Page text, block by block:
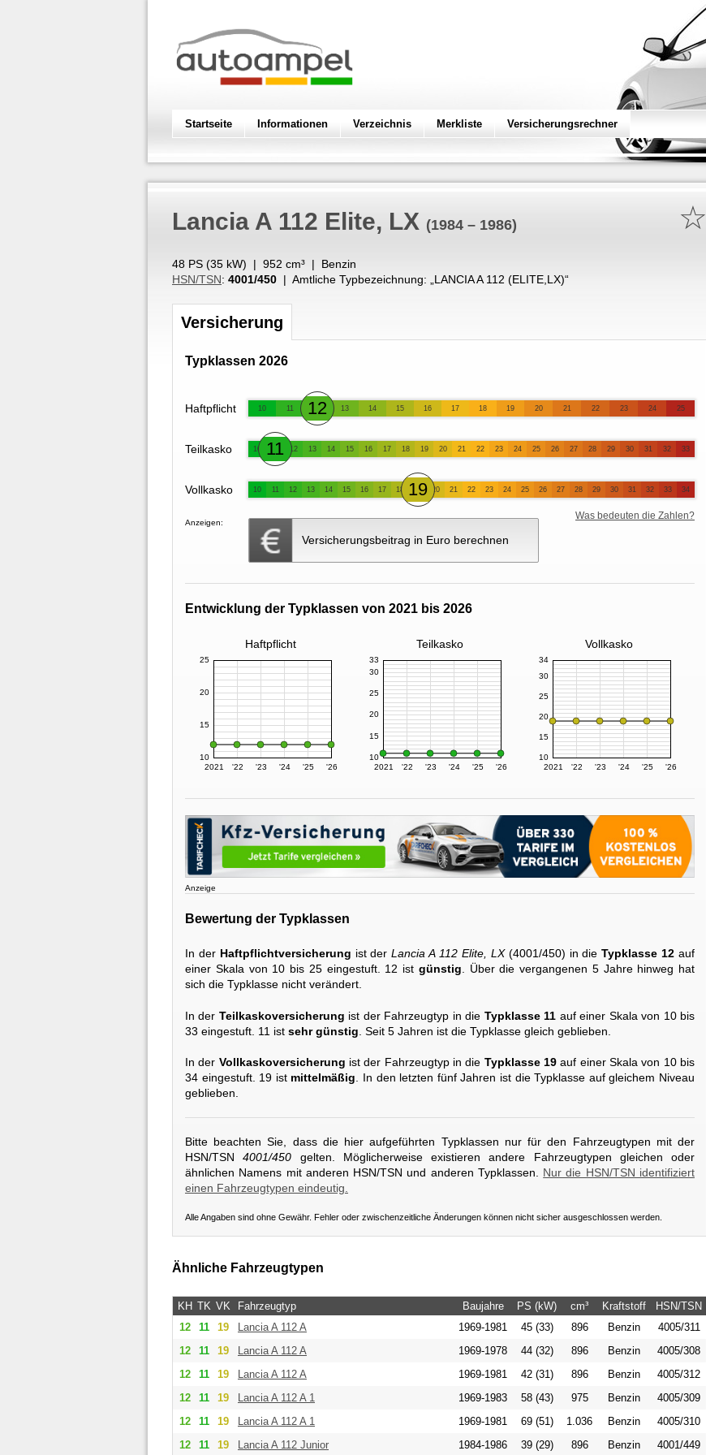
Startseite Informationen Verzeichnis Merkliste Versicherungsrechner
☆
Lancia A 112 Elite, LX (1984 – 1986)
48 PS (35 kW) | 952 cm³ | Benzin
HSN/TSN: 4001/450 | Amtliche Typbezeichnung: „ LANCIA A 112 (ELITE,LX)“
Versicherung
Typklassen 2026
Haftpflicht 10 11 12 13 14 15 16 17 18 19 20 21 22 23 24 25
Teilkasko 10 11 12 13 14 15 16 17 18 19 20 21 22 23 24 25 26 27 28 29 30 31 32 33
Vollkasko 10 11 12 13 14 15 16 17 18 19 20 21 22 23 24 25 26 27 28 29 30 31 32 33 34
Anzeigen:
Versicherungsbeitrag in Euro berechnen
Was bedeuten die Zahlen?
Entwicklung der Typklassen von 2021 bis 2026
Haftpflicht Teilkasko Vollkasko
2021 '22 '23 '24 '25 '26
10
15
20
25
2021 '22 '23 '24 '25 '26
10
15
20
25
30
33
2021 '22 '23 '24 '25 '26
10
15
20
25
30
34
Anzeige
Bewertung der Typklassen
In der Haftpflichtversicherung ist derLancia A 112 Elite, LX(4001/450) in dieTypklasse 12 auf
einer Skala von 10 bis 25 eingestuft. 12 ist günstig . Über die vergangenen 5 Jahre hinweg hat
sich die Typklasse nicht verändert.
In der Teilkaskoversicherung ist der Fahrzeugtyp in die Typklasse 11 auf einer Skala von 10 bis
33 eingestuft. 11 ist sehr günstig . Seit 5 Jahren ist die Typklasse gleich geblieben.
In der Vollkaskoversicherung ist der Fahrzeugtyp in die Typklasse 19 auf einer Skala von 10 bis
34 eingestuft. 19 ist mittelmäßig. In den letzten fünf Jahren ist die Typklasse auf gleichem Niveau
geblieben.
Bitte beachten Sie, dass die hier aufgeführten Typklassen nur für den Fahrzeugtypen mit der
HSN/TSN4001/450 gelten. Möglicherweise existieren andere Fahrzeugtypen gleichen oder
ähnlichen Namens mit anderen HSN/TSN und anderen Typklassen. Nur die HSN/TSN identifiziert
einen Fahrzeugtypen eindeutig.
Alle Angaben sind ohne Gewähr. Fehler oder zwischenzeitliche Änderungen können nicht sicher ausgeschlossen werden.
Ähnliche Fahrzeugtypen
KH TK VK Fahrzeugtyp Baujahre PS (kW) cm³ Kraftstoff
HSN/TSN
12
11 19 Lancia A 112 A 1969-1981 45 (33) 896 Benzin
4005/311
12
11 19 Lancia A 112 A 1969-1978 44 (32) 896 Benzin
4005/308
12
11 19 Lancia A 112 A 1969-1981 42 (31) 896 Benzin
4005/312
12
11 19 Lancia A 112 A 1 1969-1983 58 (43) 975 Benzin
4005/309
12
11 19 Lancia A 112 A 1 1969-1981 69 (51) 1.036 Benzin
4005/310
12
11 19 Lancia A 112 Junior 1984-1986 39 (29) 896 Benzin 4001/449